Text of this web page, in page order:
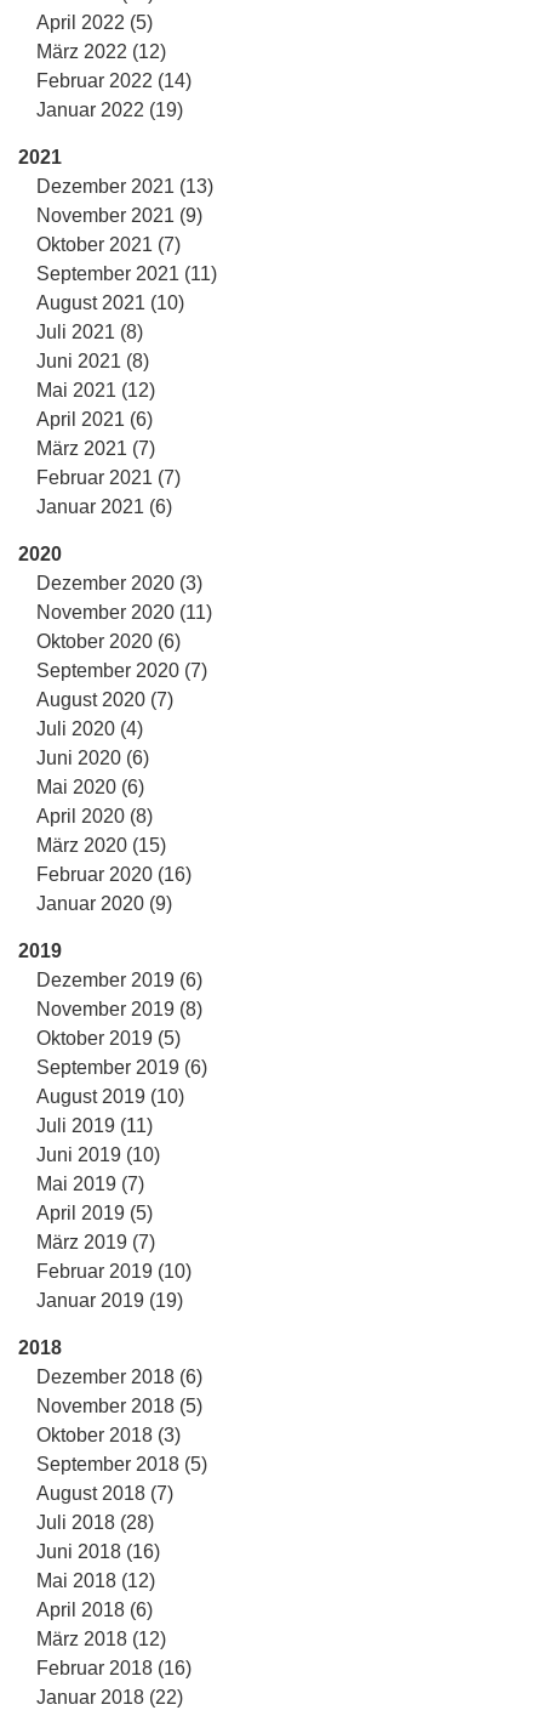
April 2022 (5)
März 2022 (12)
Februar 2022 (14)
Januar 2022 (19)
2021
Dezember 2021 (13)
November 2021 (9)
Oktober 2021 (7)
September 2021 (11)
August 2021 (10)
Juli 2021 (8)
Juni 2021 (8)
Mai 2021 (12)
April 2021 (6)
März 2021 (7)
Februar 2021 (7)
Januar 2021 (6)
2020
Dezember 2020 (3)
November 2020 (11)
Oktober 2020 (6)
September 2020 (7)
August 2020 (7)
Juli 2020 (4)
Juni 2020 (6)
Mai 2020 (6)
April 2020 (8)
März 2020 (15)
Februar 2020 (16)
Januar 2020 (9)
2019
Dezember 2019 (6)
November 2019 (8)
Oktober 2019 (5)
September 2019 (6)
August 2019 (10)
Juli 2019 (11)
Juni 2019 (10)
Mai 2019 (7)
April 2019 (5)
März 2019 (7)
Februar 2019 (10)
Januar 2019 (19)
2018
Dezember 2018 (6)
November 2018 (5)
Oktober 2018 (3)
September 2018 (5)
August 2018 (7)
Juli 2018 (28)
Juni 2018 (16)
Mai 2018 (12)
April 2018 (6)
März 2018 (12)
Februar 2018 (16)
Januar 2018 (22)